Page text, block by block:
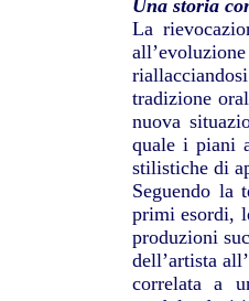
Una storia
La
tradizione
nuova
quale i piani
stilistiche di
Seguendo la
primi esordi,
produzioni
dell’artista
correlata a